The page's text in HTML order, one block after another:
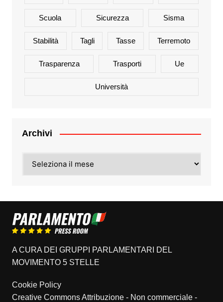
Scuola Sicurezza Sisma
Stabilità Tagli Tasse Terremoto
Trasparenza Trasporti Ue
Università
Archivi
A CURA DEI GRUPPI PARLAMENTARI DEL
MOVIMENTO 5 STELLE
Cookie Policy
Creative Commons Attribuzione - Non commerciale -